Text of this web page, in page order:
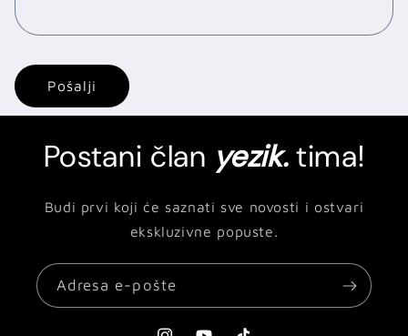
Pošalji
Postani član yezik.tima!
Budi prvi koji će saznati sve novosti i ostvari
ekskluzivne popuste.
Adresa e-pošte